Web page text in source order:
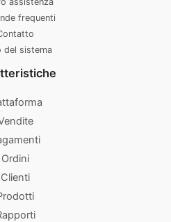
frequenti
del sistema
Ordini
Clienti